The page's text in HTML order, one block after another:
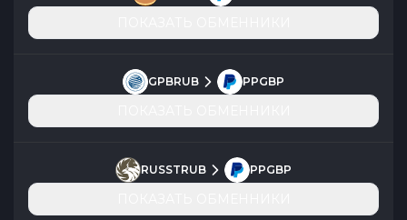
GPBRUB PPGBP
RUSSTRUB PPGBP